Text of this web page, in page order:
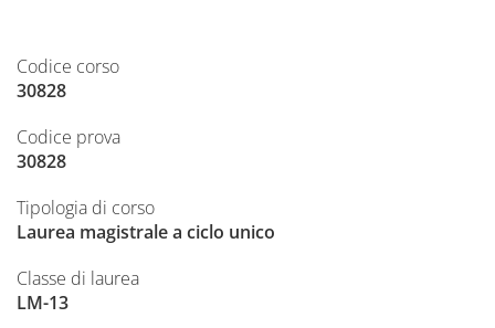
Codice corso
30828
Codice prova
30828
Tipologia di corso
Laurea magistrale a ciclo unico
Classe di laurea
LM-13